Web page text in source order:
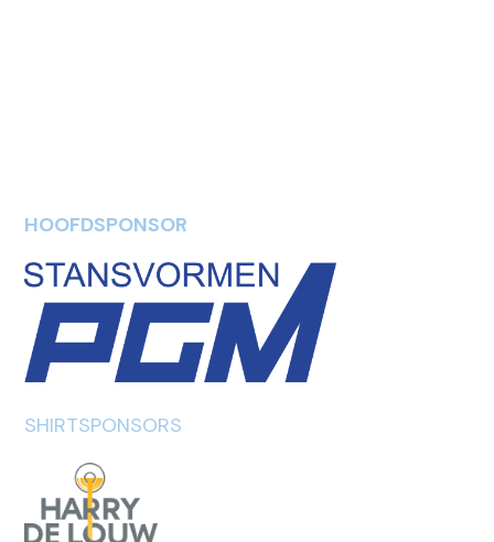
HOOFDSPONSOR
SHIRTSPONSORS